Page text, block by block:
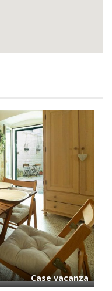
Case vacanza